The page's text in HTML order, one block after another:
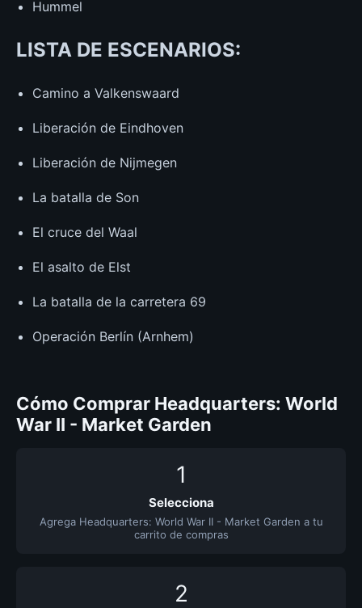
Hummel
LISTA DE ESCENARIOS:
Camino a Valkenswaard
Liberación de Eindhoven
Liberación de Nijmegen
La batalla de Son
El cruce del Waal
El asalto de Elst
La batalla de la carretera 69
Operación Berlín (Arnhem)
Cómo Comprar Headquarters: World
War II - Market Garden
1
Selecciona
Agrega Headquarters: World War II - Market Garden a tu
carrito de compras
2